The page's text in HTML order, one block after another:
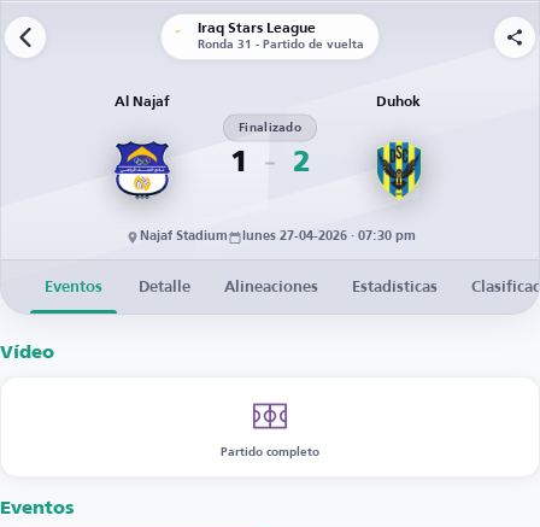
Iraq Stars League
Ronda 31 - Partido de vuelta
Al Najaf
1
Finalizado
2
Duhok
Najaf Stadium lunes 27-04-2026 · 07:30 pm
Eventos Detalle Alineaciones Estadísticas
Vídeo
Partido completo
Eventos